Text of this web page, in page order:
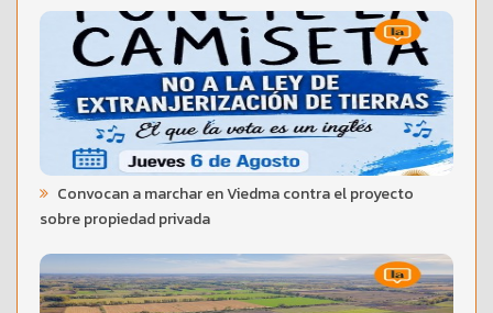
Convocan a marchar en Viedma contra el proyecto
sobre propiedad privada